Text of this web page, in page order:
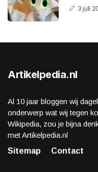
3 juli
Artikelpedia.nl
Al 10 jaar bloggen wij
onderwerp wat wij tegen
Wikipedia, zou je bijna
met Artikelpedia.nl
Sitemap
Contact